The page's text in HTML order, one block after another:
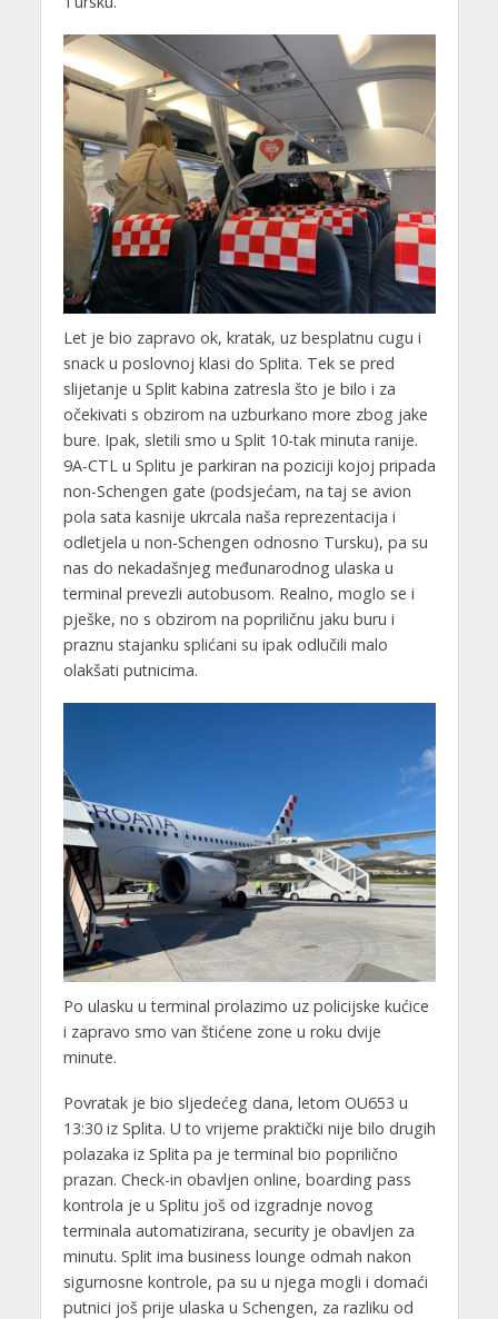
Let je bio zapravo ok, kratak, uz besplatnu cugu i
snack u poslovnoj klasi do Splita. Tek se pred
slijetanje u Split kabina zatresla što je bilo i za
očekivati s obzirom na uzburkano more zbog jake
bure. Ipak, sletili smo u Split 10-tak minuta ranije.
9A-CTL u Splitu je parkiran na poziciji kojoj pripada
non-Schengen gate (podsjećam, na taj se avion
pola sata kasnije ukrcala naša reprezentacija i
odletjela u non-Schengen odnosno Tursku), pa su
nas do nekadašnjeg međunarodnog ulaska u
terminal prevezli autobusom. Realno, moglo se i
pješke, no s obzirom na popriličnu jaku buru i
praznu stajanku splićani su ipak odlučili malo
olakšati putnicima.
Po ulasku u terminal prolazimo uz policijske kućice
i zapravo smo van štićene zone u roku dvije
minute.
Povratak je bio sljedećeg dana, letom OU653 u
13:30 iz Splita. U to vrijeme praktički nije bilo drugih
polazaka iz Splita pa je terminal bio poprilično
prazan. Check-in obavljen online, boarding pass
kontrola je u Splitu još od izgradnje novog
terminala automatizirana, security je obavljen za
minutu. Split ima business lounge odmah nakon
sigurnosne kontrole, pa su u njega mogli i domaći
putnici još prije ulaska u Schengen, za razliku od